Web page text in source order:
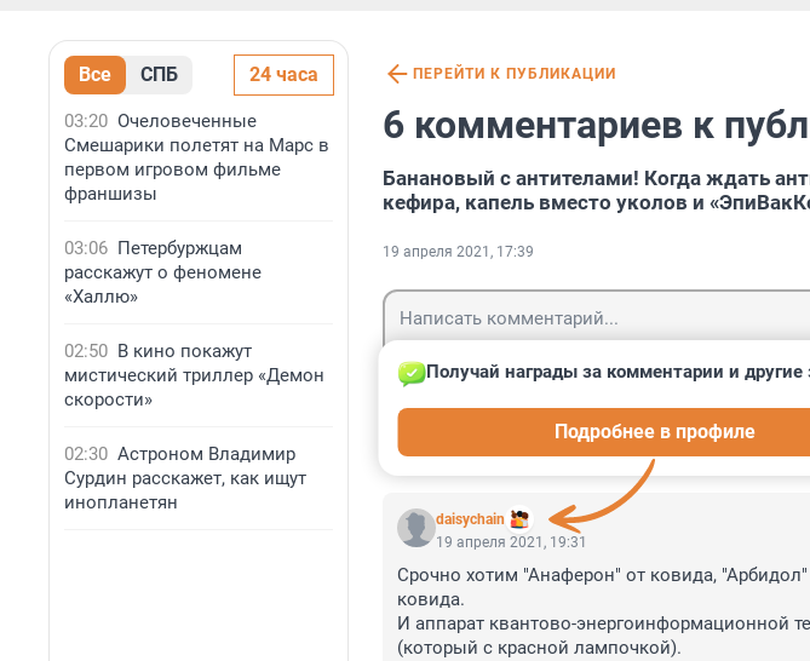
Все СПБ 24 часа
03:20 Очеловеченные
Смешарики полетят на Марс в
первом игровом фильме
франшизы
03:06 Петербуржцам
расскажут о феномене
«Халлю»
02:50 В кино покажут
мистический триллер «Демон
скорости»
02:30 Астроном Владимир
Сурдин расскажет, как ищут
инопланетян
ПЕРЕЙТИ К ПУБЛИКАЦИИ
6 комментариев к
Банановый с антителами! Когда ждать
кефира, капель вместо уколов и
19 апреля 2021, 17:39
daisychain
Получай награды за комментарии и другие
Подробнее в профиле
19 апреля 2021, 19:31
Срочно хотим "Анаферон" от ковида,
ковида.
И аппарат квантово-энергоинформационной
(который с красной лампочкой).